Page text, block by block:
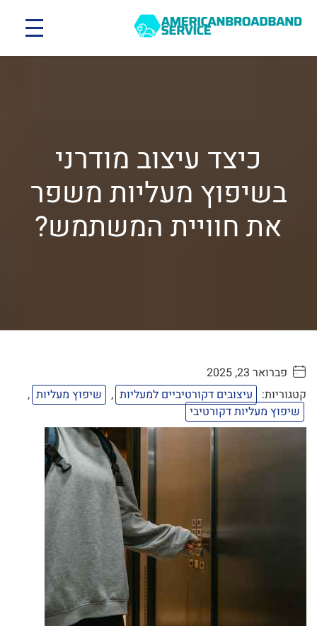
כיצד עיצוב מודרני
בשיפוץ מעליות משפר
את חוויית המשתמש?
פברואר 23, 2025
קטגוריות:
עיצובים דקורטיביים למעליות , שיפוץ מעליות ,
שיפוץ מעליות דקורטיבי